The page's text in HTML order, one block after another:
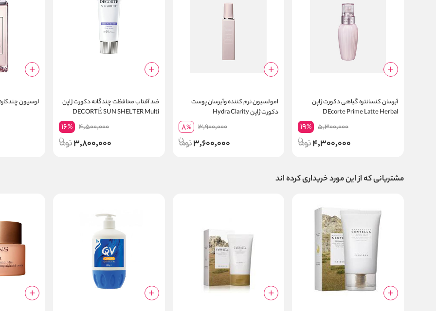
آبرسان کنسانتره گیاهی دکورت ژاپن
DEcorte Prime Latte Herbal
5,300,000
19%
4,300,000
امولسیون نرم کننده وآبرسان پوست
دکورت ژاپن Hydra Clarity
Conditioning Treatment Softener
3,900,000
8%
3,600,000
ضد آفتاب محافظت چندگانه دکورت ژاپن
DECORTÉ SUN SHELTER Multi
4,500,000
16%
3,800,000
لوسیون
مشتریانی که از این مورد خریداری کرده اند